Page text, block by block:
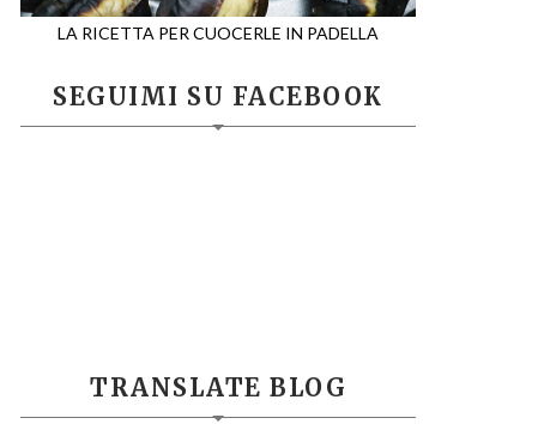
LA RICETTA PER CUOCERLE IN PADELLA
SEGUIMI SU FACEBOOK
TRANSLATE BLOG